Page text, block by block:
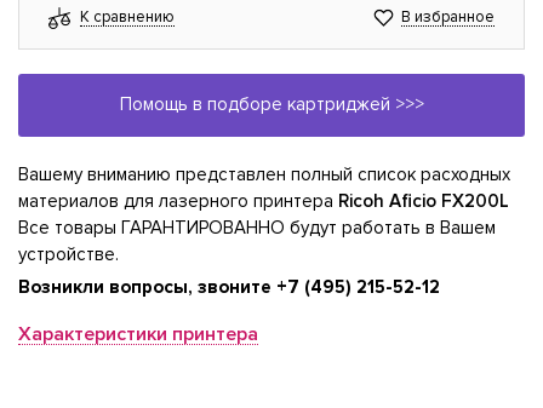
К сравнению В избранное
Помощь в подборе картриджей >>>
Вашему вниманию представлен полный список расходных
материалов для лазерного принтера Ricoh Aficio FX200L
Все товары ГАРАНТИРОВАННО будут работать в Вашем
устройстве.
Возникли вопросы, звоните +7 (495) 215-52-12
Характеристики принтера